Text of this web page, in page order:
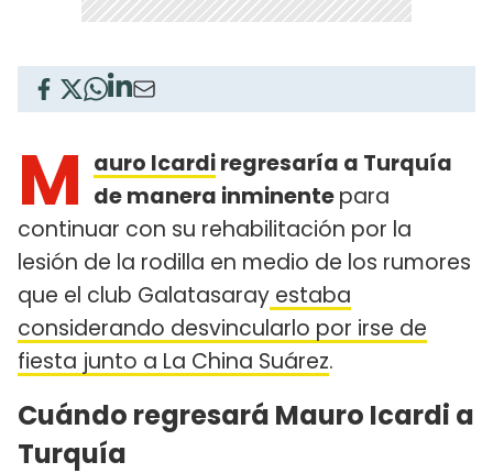
M auro Icardiregresaría a Turquía
de manera inminentepara
continuar con su rehabilitación por la
lesión de la rodilla en medio de los rumores
que el club Galatasaray estaba
considerando desvincularlo por irse de
fiesta junto a La China Suárez.
Cuándo regresará Mauro Icardi a
Turquía